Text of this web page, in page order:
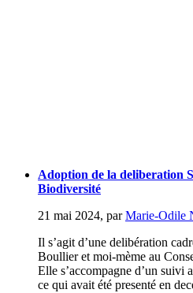
Adoption de la deliberation
Biodiversité
21 mai 2024, parMarie-Odile
Il s’agit d’une delibération
Boullier et moi-mème au
Elle s’accompagne d’un suivi
ce qui avait été presenté en